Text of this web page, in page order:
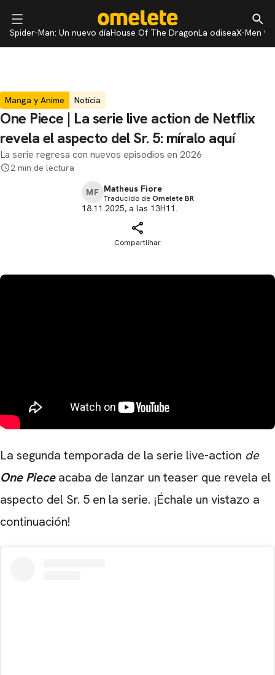
Spider-Man: Un nuevo díaHouse Of The DragonLa odiseaX-Men 97
Manga y Anime Notícia
One Piece | La serie live action de Netflix
revela el aspecto del Sr. 5: míralo aquí
La serie regresa con nuevos episodios en 2026
2 min de lectura
MF Matheus Fiore
Traducido deOmelete BR
18.11.2025, a las 13H11.
Compartilhar
La segunda temporada de la serie live-action de
One Pieceacaba de lanzar un teaser que revela el
aspecto del Sr. 5 en la serie. ¡Échale un vistazo a
continuación!